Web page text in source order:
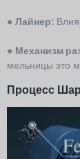
● Лайнер:
● Механизм
мельницы это
Процесс